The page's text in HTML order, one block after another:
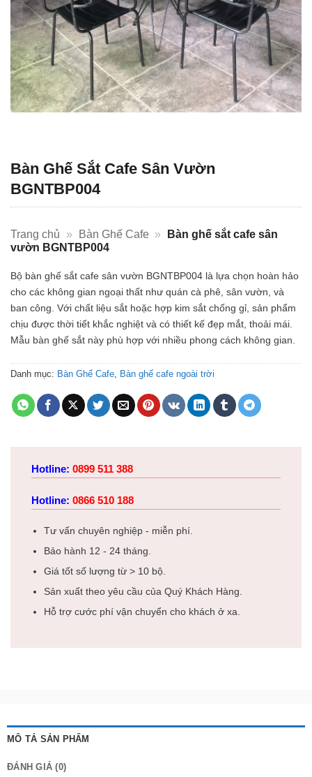
Bàn Ghế Sắt Cafe Sân Vườn
BGNTBP004
Trang chủ » Bàn Ghế Cafe »
Bàn ghế sắt cafe sân
vườn BGNTBP004
Bộ bàn ghế sắt cafe sân vườn BGNTBP004 là lựa chọn hoàn hảo
cho các không gian ngoại thất như quán cà phê, sân vườn, và
ban công. Với chất liệu sắt hoặc hợp kim sắt chống gỉ, sản phẩm
chịu được thời tiết khắc nghiệt và có thiết kế đẹp mắt, thoải mái.
Mẫu bàn ghế sắt này phù hợp với nhiều phong cách không gian.
Danh mục: Bàn Ghế Cafe, Bàn ghế cafe ngoài trời
Hotline: 0899 511 388
Hotline: 0866 510 188
Tư vấn chuyên nghiệp - miễn phí.
Bảo hành 12 - 24 tháng.
Giá tốt số lượng từ > 10 bộ.
Sản xuất theo yêu cầu của Quý Khách Hàng.
Hỗ trợ cước phí vận chuyển cho khách ở xa.
MÔ TẢ SẢN PHẨM
ĐÁNH GIÁ (0)